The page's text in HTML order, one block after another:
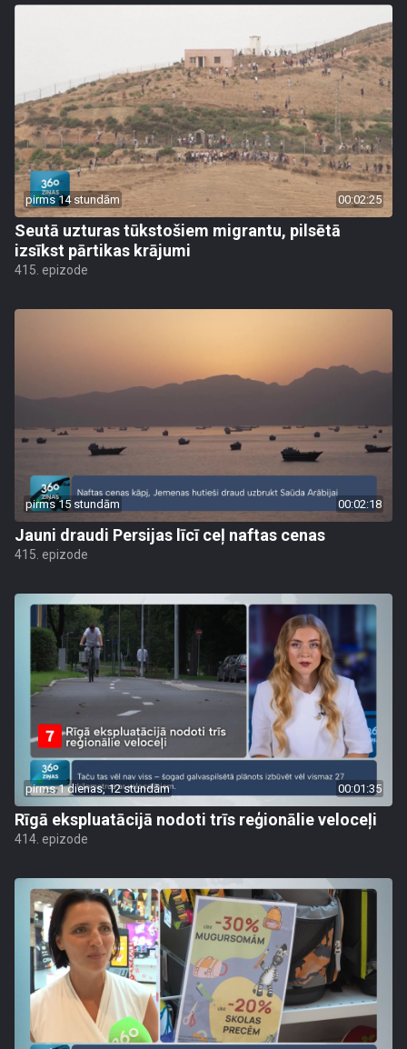
pirms 14 stundām 00:02:25
Seutā uzturas tūkstošiem migrantu, pilsētā
izsīkst pārtikas krājumi
415. epizode
pirms 15 stundām 00:02:18
Jauni draudi Persijas līcī ceļ naftas cenas
415. epizode
pirms 1 dienas, 12 stundām 00:01:35
Rīgā ekspluatācijā nodoti trīs reģionālie veloceļi
414. epizode